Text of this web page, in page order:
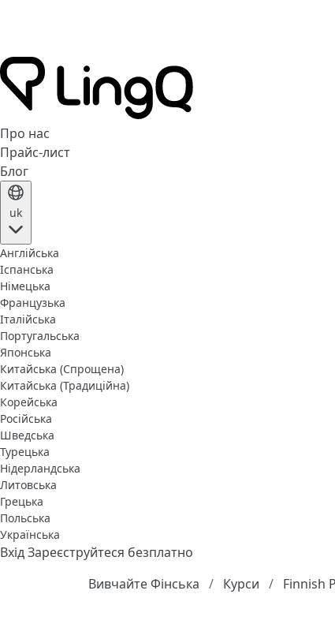
Про нас
Прайс-лист
Блог
uk
Англійська
Іспанська
Німецька
Французька
Італійська
Португальська
Японська
Китайська (Спрощена)
Китайська (Традиційна)
Корейська
Російська
Шведська
Турецька
Нідерландська
Литовська
Грецька
Польська
Українська
ВхідЗареєструйтеся безплатно
Вивчайте Фінська
Курси Finnish